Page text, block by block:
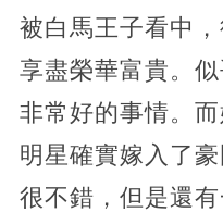
被白馬王子看中
享盡榮華富貴。
非常好的事情。
明星確實嫁入了
很不錯，但是還